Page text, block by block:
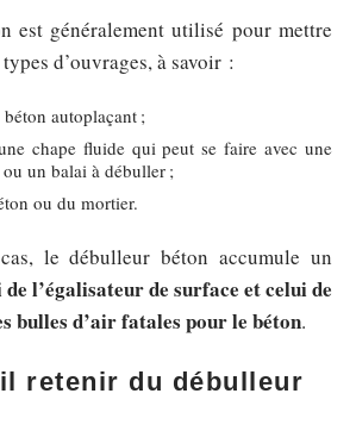
est généralement utilisé pour mettre
d’ouvrages, à savoir :
autoplaçant ;
chape fluide qui peut se faire avec une
un balai à débuller ;
ou du mortier.
le débulleur béton accumule un
l’égalisateur de surface et celui de
bulles d’air fatales pour le béton.
retenir du débulleur